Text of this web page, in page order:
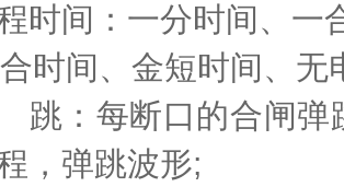
时间：一分时间、一
时间、金短时间、无
跳： 每断口的合闸弹
，弹跳波形;